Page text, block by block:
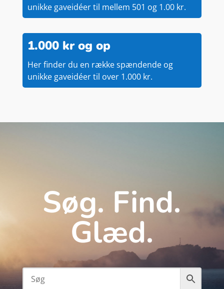
unikke gaveidéer til mellem 501 og 1.00 kr.
1.000 kr og op
Her finder du en række spændende og
unikke gaveidéer til over 1.000 kr.
Søg. Find.
Glæd.